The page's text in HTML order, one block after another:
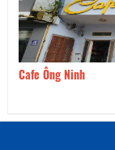
Cafe Ông Ninh